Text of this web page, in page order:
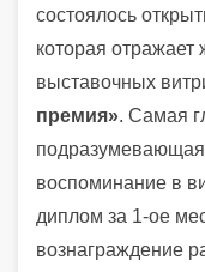
состоялось
которая отражает
выставочных
премия». Самая
подразумевающая
воспоминание в
диплом за 1-ое
вознаграждение